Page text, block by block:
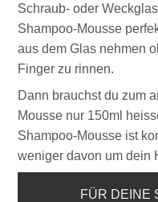
Schraub- oder
Shampoo-Mousse
aus dem Glas nehmen
Finger zu rinnen.
Dann brauchst du zum
Mousse nur 150ml
Shampoo-Mousse ist
weniger davon um dein
FÜR DEINE